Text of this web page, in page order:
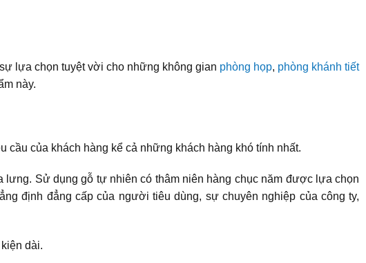
lựa chọn tuyệt vời cho những không gian phòng họp, phòng khánh tiết
này.
của khách hàng kể cả những khách hàng khó tính nhất.
Sử dụng gỗ tự nhiên có thâm niên hàng chục năm được lựa chọn
định đẳng cấp của người tiêu dùng, sự chuyên nghiệp của công ty,
dài.